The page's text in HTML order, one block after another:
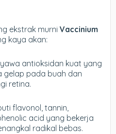
ekstrak murniVaccinium
kaya akan:
antioksidan kuat yang
gelap pada buah dan
retina.
flavonol, tannin,
acid yang bekerja
radikal bebas.